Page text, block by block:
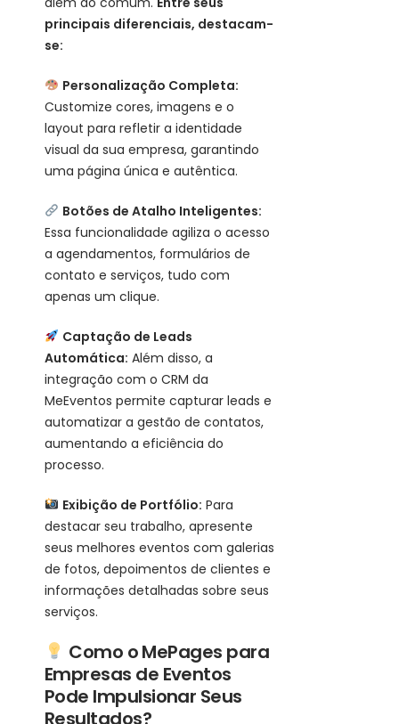
principais diferenciais, destacam-
se:
Personalização Completa:
Customize cores, imagens e o
layout para refletir a identidade
visual da sua empresa, garantindo
uma página única e autêntica.
Botões de Atalho Inteligentes:
Essa funcionalidade agiliza o acesso
a agendamentos, formulários de
contato e serviços, tudo com
apenas um clique.
Captação de Leads
Automática: Além disso, a
integração com o CRM da
MeEventos permite capturar leads e
automatizar a gestão de contatos,
aumentando a eficiência do
processo.
Exibição de Portfólio: Para
destacar seu trabalho, apresente
seus melhores eventos com galerias
de fotos, depoimentos de clientes e
informações detalhadas sobre seus
serviços.
Como o MePages para
Empresas de Eventos
Pode Impulsionar Seus
Resultados?